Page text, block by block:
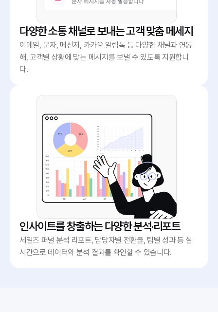
다양한 소통 채널로 보내는 고객 맞춤 메세지
이메일, 문자, 메신저, 카카오 알림톡 등 다양한 채널과 연동
해, 고객별 상황에 맞는 메시지를 보낼 수 있도록 지원합니
다.
인사이트를 창출하는 다양한 분석·리포트
세일즈 퍼널 분석 리포트, 담당자별 전환율, 팀별 성과 등 실
시간으로 데이터와 분석 결과를 확인할 수 있습니다.